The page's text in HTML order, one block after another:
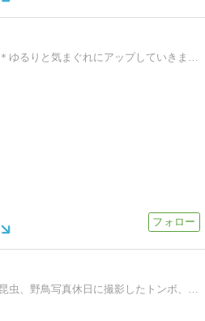
最近カメラを買いました＊ゆるりと気まぐれにアップしていきます(^^)
蝶やトンボを中心とした昆虫、野鳥写真休日に撮影したトンボ、チョウ、その他昆虫、野鳥、風景などの写真を掲載